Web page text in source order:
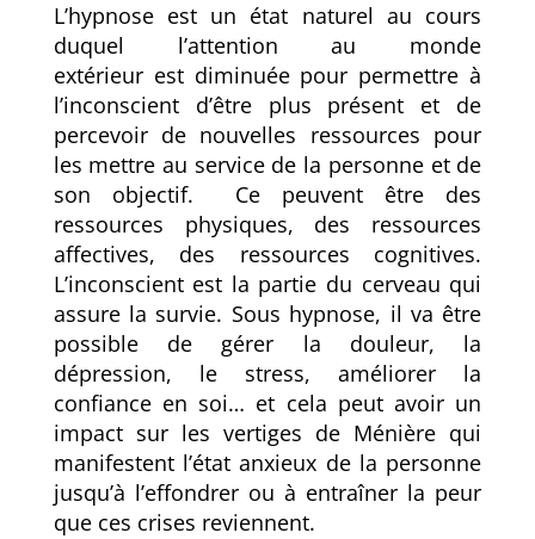
L’hypnose est un état naturel au cours
duquel l’attention au monde
extérieur estdiminuée pour permettre à
l’inconscient d’être plus présent et de
percevoir de nouvelles ressources pour
les mettre au service de la personne et de
son objectif. Ce peuvent être des
ressources physiques, des ressources
affectives, des ressources cognitives.
L’inconscient est la partie du cerveau qui
assure la survie. Sous hypnose, il va être
possible de gérer la douleur, la
dépression, le stress, améliorer la
confiance en soi… et cela peut avoir un
impact sur les vertiges de Ménière qui
manifestent l’état anxieux de la personne
jusqu’à l’effondrer ou à entraîner la peur
que ces crises reviennent.